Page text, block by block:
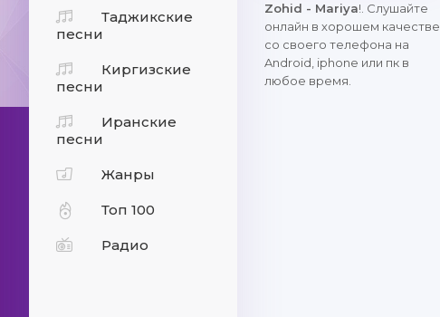
Таджикские
песни
Киргизские
песни
Иранские
песни
Жанры
Топ 100
Радио
Zohid - Mariya!. Слушайте
онлайн в хорошем качестве,
со своего телефона на
Android, iphone или пк в
любое время.